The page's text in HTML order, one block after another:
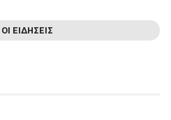
ΕΙΔΗΣΕΙΣ